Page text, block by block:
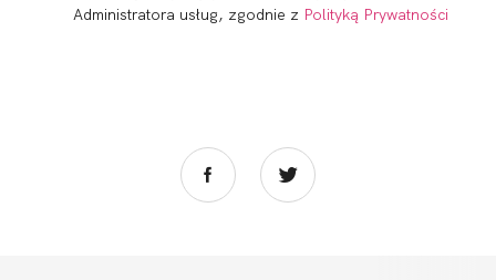
Administratora usług, zgodnie z Polityką Prywatności